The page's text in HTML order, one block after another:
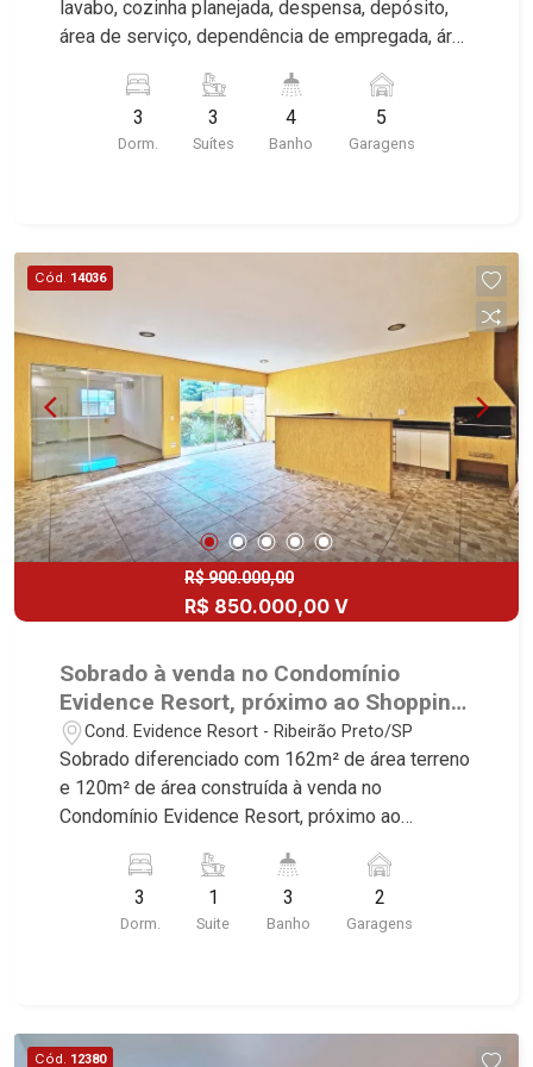
lavabo, cozinha planejada, despensa, depósito,
área de serviço, dependência de empregada, área
jardim, quintal, ar condicionado, portão eletrônico,
cerca elétrica, 5 vagas sendo 3 cobertas,
excelente localização, próximo a UNAERP.
3
Dorm.
3
Suítes
4
Banho
5
Garagens
Cód. 14036
R$ 900.000,00
R$ 850.000,00 V
Sobrado à venda no Condomínio
Evidence Resort, próximo ao Shopping
Plaza Mirante Sul - Ribeirão Preto/SP.
Cond. Evidence Resort - Ribeirão Preto/SP
Sobrado diferenciado com 162m² de área terreno
e 120m² de área construída à venda no
Condomínio Evidence Resort, próximo ao
Evidence Resort, Ribeirão Preto/SP. Conheça as
características deste imóvel que a Martinelli
Imobiliária selecionou para você: - 162m² de área
ambientes com ar-condicionado - Copa - Cozinha
3
Dorm.
1
Suite
3
Banho
2
Garagens
Cód. 12380